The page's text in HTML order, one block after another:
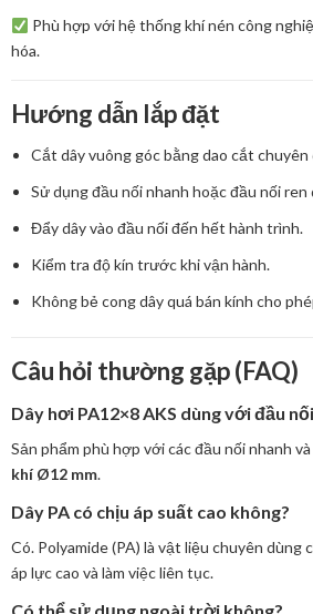
Phù hợp với hệ thống khí nén công
hóa.
Hướng dẫn lắp đặt
Cắt dây vuông góc bằng dao cắt chuyên
Sử dụng đầu nối nhanh hoặc đầu nối
Đẩy dây vào đầu nối đến hết hành trình.
Kiểm tra độ kín trước khi vận hành.
Không bẻ cong dây quá bán kính cho
Câu hỏi thường gặp (FAQ)
Dây hơi PA12×8 AKS dùng với đầu
Sản phẩm phù hợp với các đầu nối nhanh
khí Ø12 mm.
Dây PA có chịu áp suất cao không?
Có. Polyamide (PA) là vật liệu chuyên dùng
áp lực cao và làm việc liên tục.